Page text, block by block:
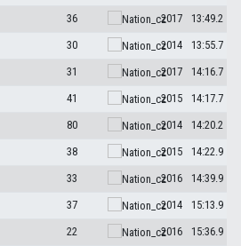
36 2017
13:49.2
30 2014
13:55.7
31 2017
14:16.7
41 2015
14:17.7
80 2014
14:20.2
38 2015
14:22.9
33 2016
14:39.9
37 2014
15:13.9
22 2016
15:36.9